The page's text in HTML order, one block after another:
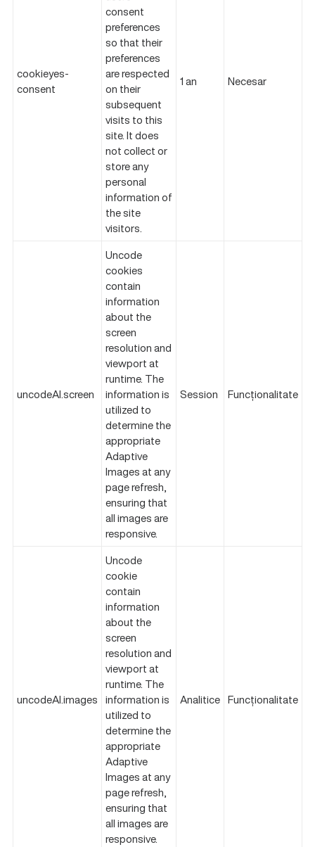
cookieyes-
consent
consent
preferences
so that their
preferences
are respected
on their
subsequent
visits to this
site. It does
not collect or
store any
personal
information of
the site
visitors.
1 an Necesar
uncodeAI.screen
Uncode
cookies
contain
information
about the
screen
resolution and
viewport at
runtime. The
information is
utilized to
determine the
appropriate
Adaptive
Images at any
page refresh,
ensuring that
all images are
responsive.
Session Funcționalitate
uncodeAI.images
Uncode
cookie
contain
information
about the
screen
resolution and
viewport at
runtime. The
information is
utilized to
determine the
appropriate
Adaptive
Images at any
page refresh,
ensuring that
all images are
responsive.
Analitice Funcționalitate